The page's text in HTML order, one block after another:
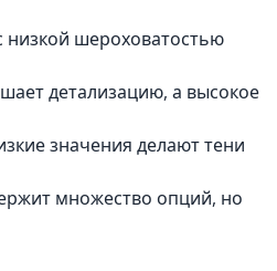
низкой шероховатостью
детализацию, а высокое
значения делают тени
множество опций, но